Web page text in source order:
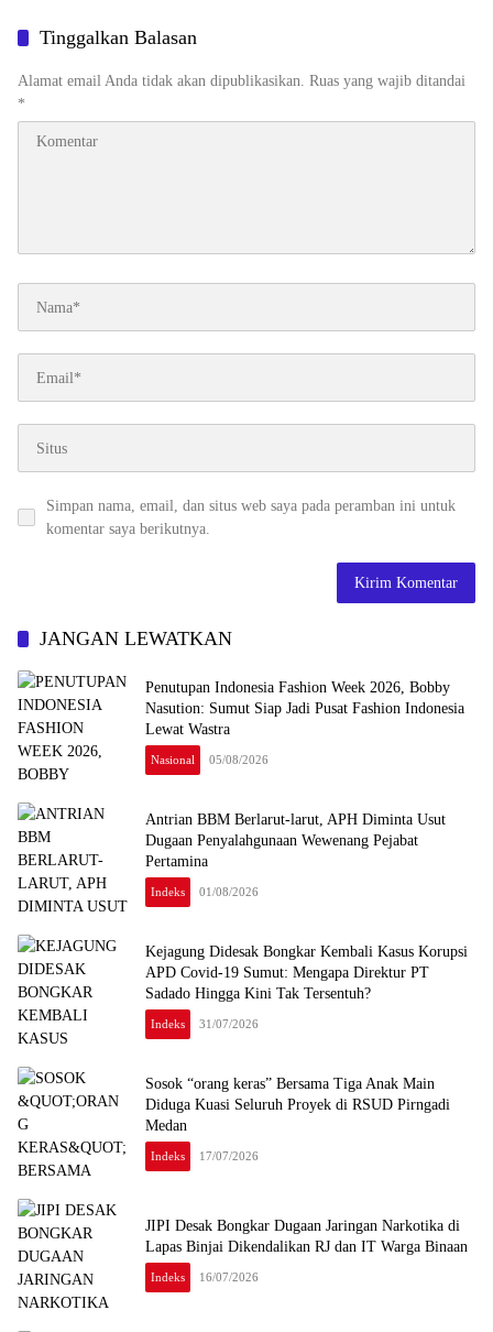
Tinggalkan Balasan
Alamat email Anda tidak akan dipublikasikan. Ruas yang wajib ditandai
*
Simpan nama, email, dan situs web saya pada peramban ini untuk
komentar saya berikutnya.
JANGAN LEWATKAN
Penutupan Indonesia Fashion Week 2026, Bobby
Nasution: Sumut Siap Jadi Pusat Fashion Indonesia
Lewat Wastra
Nasional 05/08/2026
Antrian BBM Berlarut-larut, APH Diminta Usut
Dugaan Penyalahgunaan Wewenang Pejabat
Pertamina
Indeks 01/08/2026
Kejagung Didesak Bongkar Kembali Kasus Korupsi
APD Covid-19 Sumut: Mengapa Direktur PT
Sadado Hingga Kini Tak Tersentuh?
Indeks 31/07/2026
Sosok “orang keras” Bersama Tiga Anak Main
Diduga Kuasi Seluruh Proyek di RSUD Pirngadi
Medan
Indeks 17/07/2026
JIPI Desak Bongkar Dugaan Jaringan Narkotika di
Lapas Binjai Dikendalikan RJ dan IT Warga Binaan
Indeks 16/07/2026